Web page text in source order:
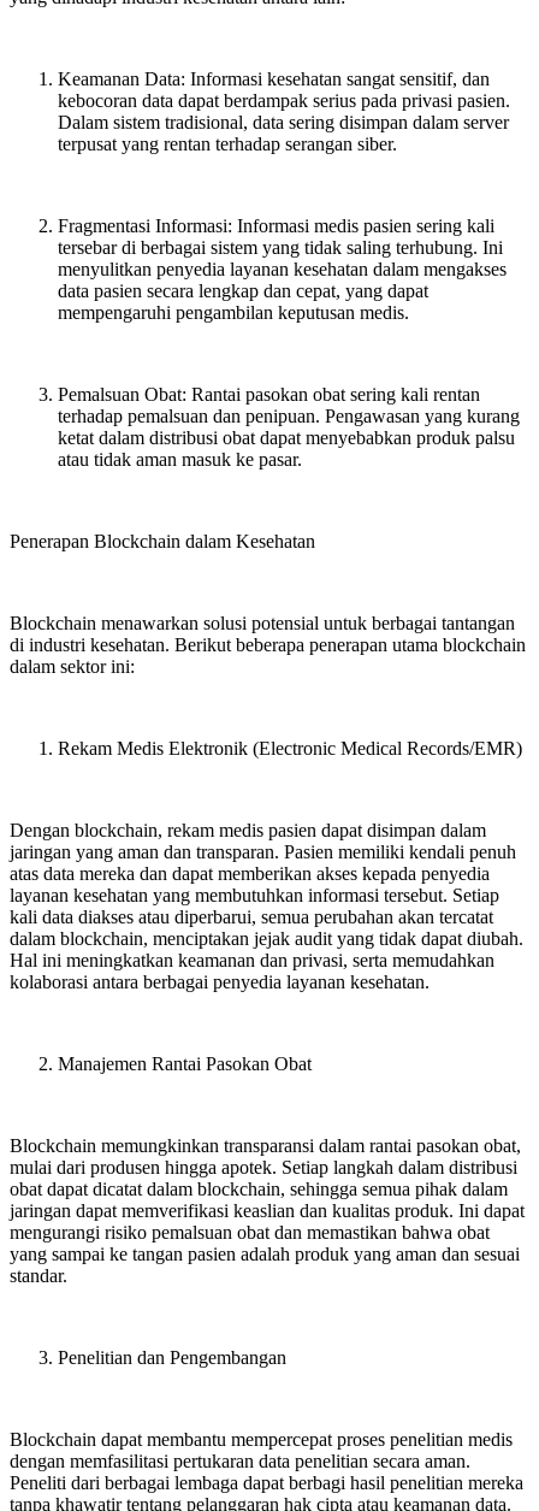
Keamanan Data: Informasi kesehatan sangat sensitif, dan
kebocoran data dapat berdampak serius pada privasi pasien.
Dalam sistem tradisional, data sering disimpan dalam server
terpusat yang rentan terhadap serangan siber.
Fragmentasi Informasi: Informasi medis pasien sering kali
tersebar di berbagai sistem yang tidak saling terhubung. Ini
menyulitkan penyedia layanan kesehatan dalam mengakses
data pasien secara lengkap dan cepat, yang dapat
mempengaruhi pengambilan keputusan medis.
Pemalsuan Obat: Rantai pasokan obat sering kali rentan
terhadap pemalsuan dan penipuan. Pengawasan yang kurang
ketat dalam distribusi obat dapat menyebabkan produk palsu
atau tidak aman masuk ke pasar.
Penerapan Blockchain dalam Kesehatan
Blockchain menawarkan solusi potensial untuk berbagai tantangan
di industri kesehatan. Berikut beberapa penerapan utama blockchain
dalam sektor ini:
Rekam Medis Elektronik (Electronic Medical Records/EMR)
Dengan blockchain, rekam medis pasien dapat disimpan dalam
jaringan yang aman dan transparan. Pasien memiliki kendali penuh
atas data mereka dan dapat memberikan akses kepada penyedia
layanan kesehatan yang membutuhkan informasi tersebut. Setiap
kali data diakses atau diperbarui, semua perubahan akan tercatat
dalam blockchain, menciptakan jejak audit yang tidak dapat diubah.
Hal ini meningkatkan keamanan dan privasi, serta memudahkan
kolaborasi antara berbagai penyedia layanan kesehatan.
Manajemen Rantai Pasokan Obat
Blockchain memungkinkan transparansi dalam rantai pasokan obat,
mulai dari produsen hingga apotek. Setiap langkah dalam distribusi
obat dapat dicatat dalam blockchain, sehingga semua pihak dalam
jaringan dapat memverifikasi keaslian dan kualitas produk. Ini dapat
mengurangi risiko pemalsuan obat dan memastikan bahwa obat
yang sampai ke tangan pasien adalah produk yang aman dan sesuai
standar.
Penelitian dan Pengembangan
Blockchain dapat membantu mempercepat proses penelitian medis
dengan memfasilitasi pertukaran data penelitian secara aman.
Peneliti dari berbagai lembaga dapat berbagi hasil penelitian mereka
tanpa khawatir tentang pelanggaran hak cipta atau keamanan data.